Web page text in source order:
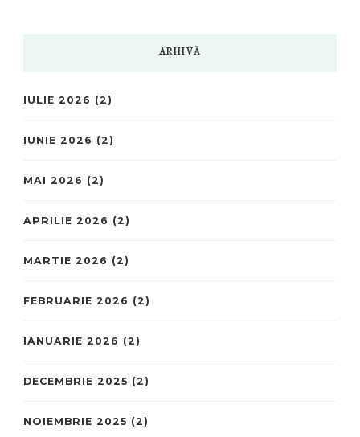
ARHIVĂ
IULIE 2026 (2)
IUNIE 2026 (2)
MAI 2026 (2)
APRILIE 2026 (2)
MARTIE 2026 (2)
FEBRUARIE 2026 (2)
IANUARIE 2026 (2)
DECEMBRIE 2025 (2)
NOIEMBRIE 2025 (2)